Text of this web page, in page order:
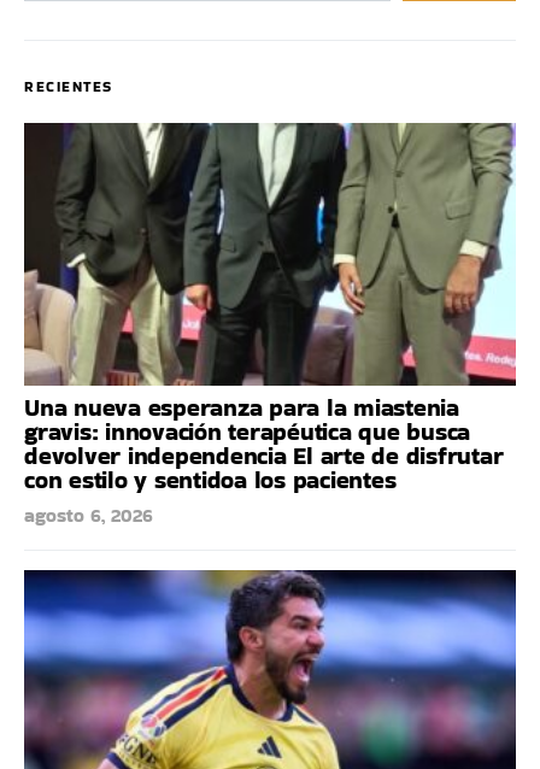
RECIENTES
Una nueva esperanza para la miastenia
gravis: innovación terapéutica que busca
devolver independencia El arte de disfrutar
con estilo y sentidoa los pacientes
agosto 6, 2026